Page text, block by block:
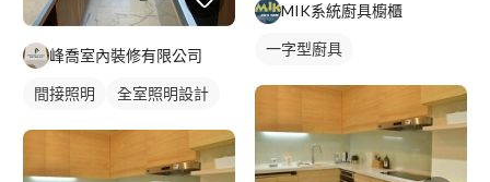
峰喬室內裝修有限公司
間接照明 全室照明設計
MIK系統廚具櫥櫃
一字型廚具